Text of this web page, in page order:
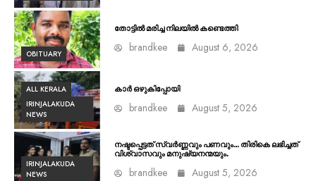
OBITUARY
തോട്ടിൽ മരിച്ച നിലയിൽ കണ്ടെത്തി
brandkee August 6, 2026
ALL KERALA
IRINJALAKUDA
NEWS
കാർ ഒഴുകിപ്പോയി
brandkee August 5, 2026
IRINJALAKUDA
NEWS
നഷ്ടപ്പെട്ടത് സ്വർണ്ണവും പണവും… തിരികെ ലഭിച്ചത്
വിശ്വാസവും മനുഷ്യനന്മയും.
brandkee August 5, 2026